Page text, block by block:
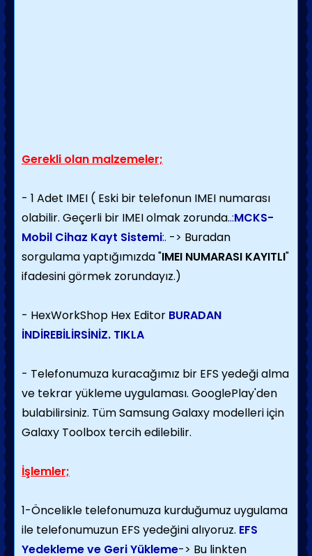
Gerekli olan malzemeler;
- 1 Adet IMEI ( Eski bir telefonun IMEI numarası
olabilir. Geçerli bir IMEI olmak zorunda..:MCKS-
Mobil Cihaz Kayt Sistemi:. -> Buradan
sorgulama yaptığımızda "IMEI NUMARASI KAYITLI"
ifadesini görmek zorundayız.)
- HexWorkShop Hex Editor BURADAN
İNDİREBİLİRSİNİZ. TIKLA
- Telefonumuza kuracağımız bir EFS yedeği alma
ve tekrar yükleme uygulaması. GooglePlay'den
bulabilirsiniz. Tüm Samsung Galaxy modelleri için
Galaxy Toolbox tercih edilebilir.
İşlemler;
1-Öncelikle telefonumuza kurduğumuz uygulama
ile telefonumuzun EFS yedeğini alıyoruz. EFS
Yedekleme ve Geri Yükleme-> Bu linkten